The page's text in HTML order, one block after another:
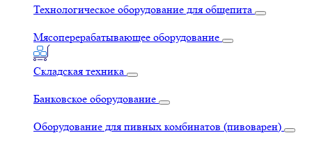
Технологическое оборудование для общепита
Мясоперерабатывающее оборудование
Складская техника
Банковское оборудование
Оборудование для пивных комбинатов (пивоварен)